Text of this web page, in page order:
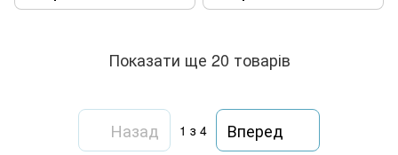
Показати ще 20 товарів
Назад 1 з 4 Вперед